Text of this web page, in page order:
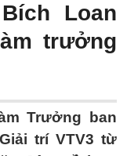
Loan
trưởng
Trưởng ban
trí VTV3 từ